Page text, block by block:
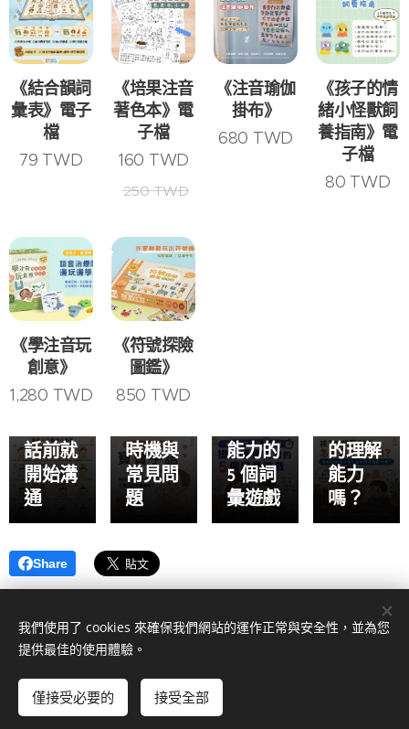
《結合韻詞
彙表》電子
檔
79 TWD
《培果注音
著色本》電
子檔
160 TWD
250TWD
《注音瑜伽
掛布》
680 TWD
《孩子的情
緒小怪獸飼
養指南》電
子檔
80 TWD
《學注音玩
創意》
1,280 TWD
《符號探險
圖鑑》
850 TWD
07-27
常見寶
寶手語
整理｜
16 個日
常實用
幫助孩
話前就
開始溝
通
07-21
寶寶手
語是什
麼？語
言治療
師解析
處、最
時機與
常見問
題
2026-
能力的
5 個詞
彙遊戲
的理解
能力
嗎？
Share
© BaeGo培果教育
由Webnode提供技術支援
我們使用了 cookies 來確保我們網站的運作正常與安全性，並為您
提供最佳的使用體驗。
僅接受必要的 接受全部